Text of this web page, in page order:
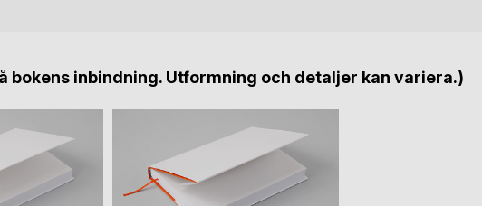
bokens inbindning. Utformning och detaljer kan variera.)